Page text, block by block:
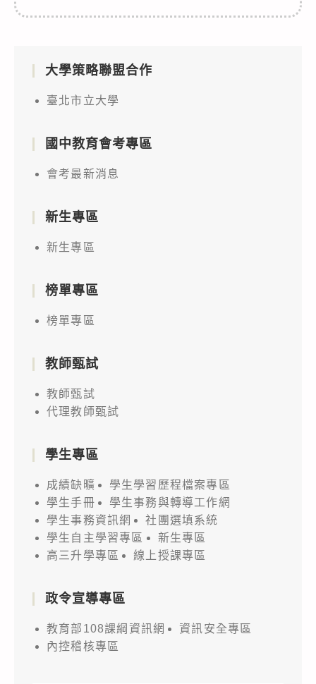
大學策略聯盟合作
臺北市立大學
國中教育會考專區
會考最新消息
新生專區
新生專區
榜單專區
榜單專區
教師甄試
教師甄試
代理教師甄試
學生專區
成績缺曠
學生學習歷程檔案專區
學生手冊
學生事務與轉導工作網
學生事務資訊網
社團選填系統
學生自主學習專區
新生專區
高三升學專區
線上授課專區
政令宣導專區
教育部108課綱資訊網
資訊安全專區
內控稽核專區